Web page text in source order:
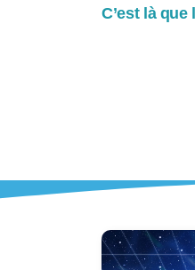
C’est là